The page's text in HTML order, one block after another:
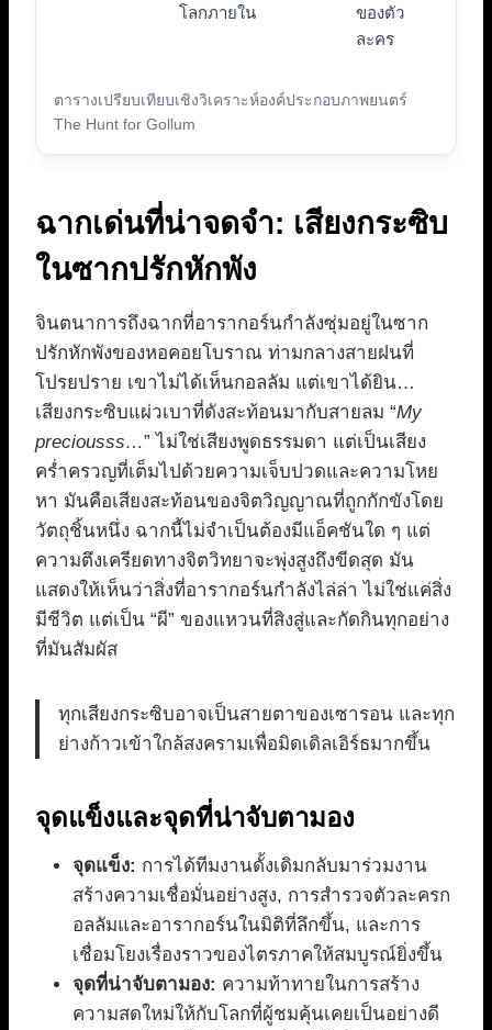
ตารางเปรียบเทียบเชิงวิเคราะห์องค์ประกอบภาพยนตร์
The Hunt for Gollum
โลกภายใน
ของตัว
ละคร
ฉากเด่นที่น่าจดจำ: เสียงกระซิบ
ในซากปรักหักพัง
จินตนาการถึงฉากที่อารากอร์นกำลังซุ่มอยู่ในซาก
ปรักหักพังของหอคอยโบราณ ท่ามกลางสายฝนที่
โปรยปราย เขาไม่ได้เห็นกอลลัม แต่เขาได้ยิน…
เสียงกระซิบแผ่วเบาที่ดังสะท้อนมากับสายลม “My
preciousss…” ไม่ใช่เสียงพูดธรรมดา แต่เป็นเสียง
คร่ำครวญที่เต็มไปด้วยความเจ็บปวดและความโหย
หา มันคือเสียงสะท้อนของจิตวิญญาณที่ถูกกักขังโดย
วัตถุชิ้นหนึ่ง ฉากนี้ไม่จำเป็นต้องมีแอ็คชันใด ๆ แต่
ความตึงเครียดทางจิตวิทยาจะพุ่งสูงถึงขีดสุด มัน
แสดงให้เห็นว่าสิ่งที่อารากอร์นกำลังไล่ล่า ไม่ใช่แค่สิ่ง
มีชีวิต แต่เป็น “ผี” ของแหวนที่สิงสู่และกัดกินทุกอย่าง
ที่มันสัมผัส
ทุกเสียงกระซิบอาจเป็นสายตาของเซารอน และทุก
ย่างก้าวเข้าใกล้สงครามเพื่อมิดเดิลเอิร์ธมากขึ้น
จุดแข็งและจุดที่น่าจับตามอง
จุดแข็ง: การได้ทีมงานดั้งเดิมกลับมาร่วมงาน
สร้างความเชื่อมั่นอย่างสูง, การสำรวจตัวละครก
อลลัมและอารากอร์นในมิติที่ลึกขึ้น, และการ
เชื่อมโยงเรื่องราวของไตรภาคให้สมบูรณ์ยิ่งขึ้น
จุดที่น่าจับตามอง: ความท้าทายในการสร้าง
ความสดใหม่ให้กับโลกที่ผู้ชมคุ้นเคยเป็นอย่างดี